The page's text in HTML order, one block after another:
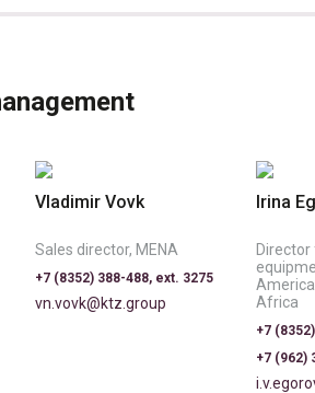
Vladimir Vovk
Sales director, MENA
+7 (8352) 388-488, ext. 3275
vn.vovk@ktz.group
Irina
Director
Africa
+7
+7 (962)